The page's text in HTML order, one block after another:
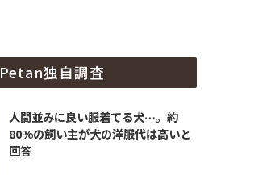
Petan独自調査
人間並みに良い服着てる犬…。約
80%の飼い主が犬の洋服代は高いと
回答